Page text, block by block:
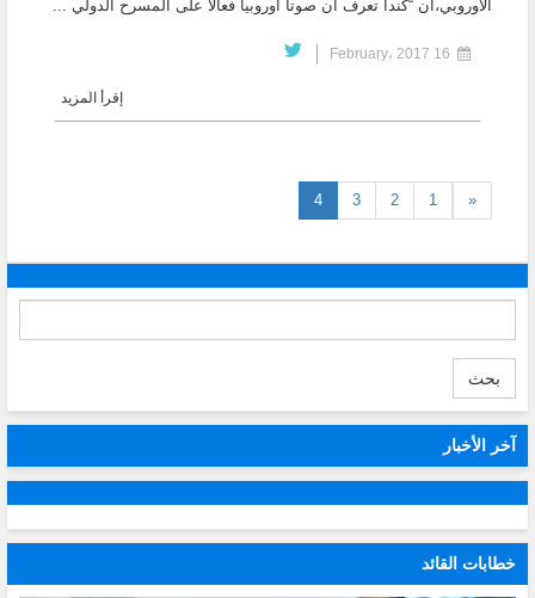
الاوروبي،ان “كندا تعرف ان صوتا اوروبيا فعالا على المسرح الدولي ...
إقرأ المزيد
«
1
2
3
4
(current)
بحث
آخر الأخبار
خطابات القائد